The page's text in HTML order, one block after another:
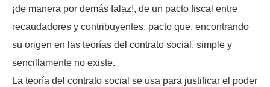
¡de manera por demás falaz!, de un pacto fiscal entre
recaudadores y contribuyentes, pacto que, encontrando
su origen en las teorías del contrato social, simple y
sencillamente no existe.
La teoría del contrato social se usa para justificar el poder